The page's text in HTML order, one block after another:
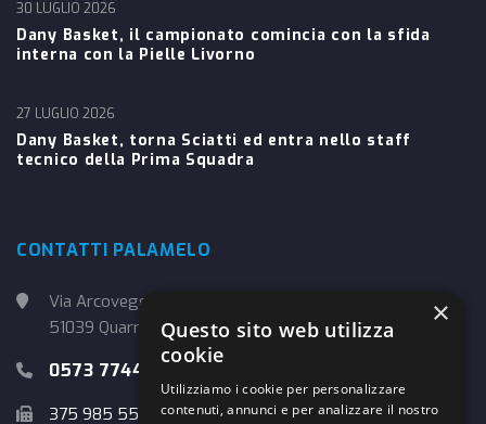
Dany Basket, il campionato comincia con la sfida
interna con la Pielle Livorno
30 LUGLIO 2026
Dany Basket, torna Sciatti ed entra nello staff
tecnico della Prima Squadra
27 LUGLIO 2026
CONTATTI PALAMELO
Via Arcoveggio, 4
51039 Quarrata (PT)
0573 774457
375 985 5526
×
Questo sito web utilizza
cookie
Utilizziamo i cookie per personalizzare
contenuti, annunci e per analizzare il nostro